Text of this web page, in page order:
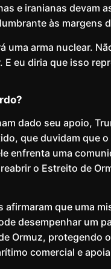
e iranianas devam
às margens
uma arma nuclear.
eu diria que isso
dado seu apoio,
que duvidam que
enfrenta uma
o Estreito de
afirmaram que uma
​​desempenhar um
Ormuz, protegendo
comercial e